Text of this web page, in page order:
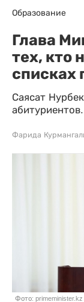
Образование
Глава
тех, кто
списках
Саясат
абитуриентов.
Фарида
Фото: primeminister.kz